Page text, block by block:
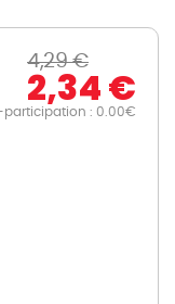
4,29 €
2,34 €
: 0.00€